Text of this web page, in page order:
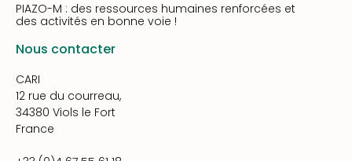
PIAZO-M : des ressources humaines renforcées et
des activités en bonne voie !
Nous contacter
CARI
12 rue du courreau,
34380 Viols le Fort
France